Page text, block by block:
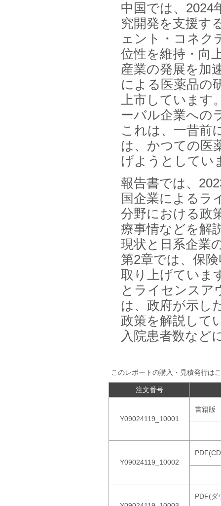
中国では、2024
究開発を支援す
ェント・コネク
位性を維持・向
産業の発展を加
による医薬品の
上市しています
ーバル企業への
これは、一昔前
は、かつての医
げようとしてい
報告書では、
国企業によるラ
分野における政
療事情などを解
現状と日系企業
第2章では、保
取り上げていま
とライセンスア
は、政府が示し
政策を解説して
入院患者数など
このレポートの購入・見積発行は
注文番号
Y09024119_10001
書籍版
Y09024119_10002
PDF(ダ